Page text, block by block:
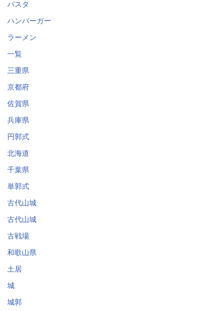
パスタ
ハンバーガー
ラーメン
一覧
三重県
京都府
佐賀県
兵庫県
円郭式
北海道
千葉県
単郭式
古代山城
古代山城
古戦場
和歌山県
土居
城
城郭